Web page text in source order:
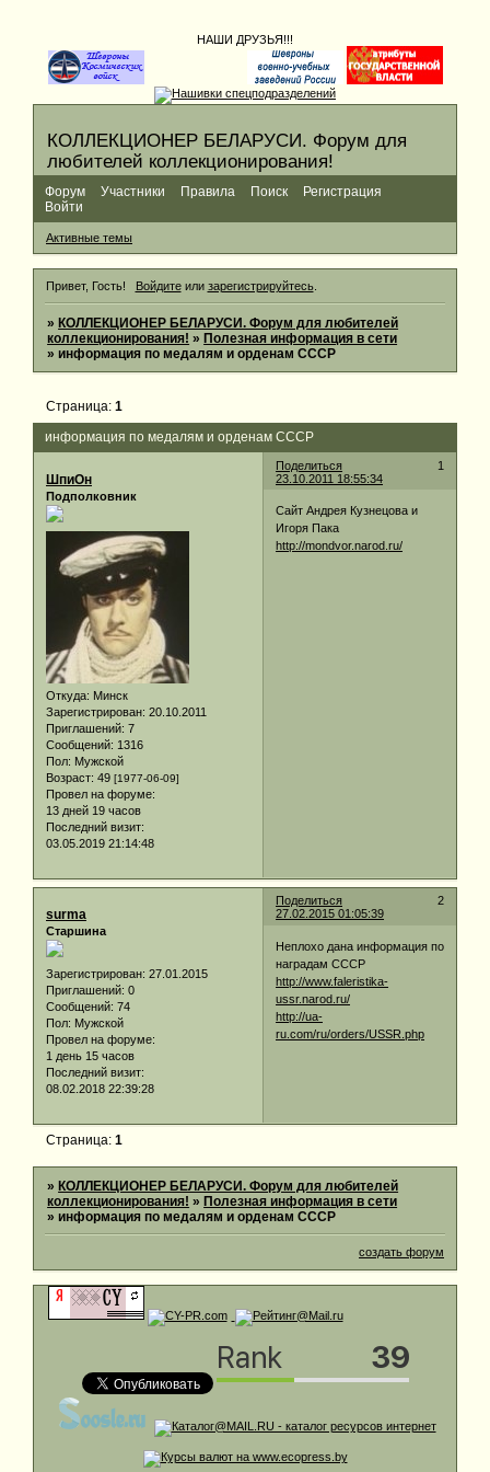
НАШИ ДРУЗЬЯ!!!
КОЛЛЕКЦИОНЕР БЕЛАРУСИ. Форум для
любителей коллекционирования!
Форум Участники Правила Поиск
Регистрация
Войти
Активные темы
Привет, Гость! Войдитеили зарегистрируйтесь.
»КОЛЛЕКЦИОНЕР БЕЛАРУСИ. Форум для любителей
коллекционирования! »Полезная информация в сети
»информация по медалям и орденам СССР
информация по медалям и орденам СССР
Страница:1
Поделиться
1
23.10.2011 18:55:34
ШпиОн
Подполковник
Откуда: Минск
Зарегистрирован: 20.10.2011
Приглашений: 7
Сообщений: 1316
Пол: Мужской
Возраст: 49 [1977-06-09]
Провел на форуме:
13 дней 19 часов
Последний визит:
03.05.2019 21:14:48
Сайт Андрея Кузнецова и
Игоря Пака
http://mondvor.narod.ru/
Поделиться
2
27.02.2015 01:05:39
surma
Старшина
Зарегистрирован: 27.01.2015
Приглашений: 0
Сообщений: 74
Пол: Мужской
Провел на форуме:
1 день 15 часов
Последний визит:
08.02.2018 22:39:28
Неплохо дана информация по
наградам СССР
http://www.faleristika-
ussr.narod.ru/
http://ua-
ru.com/ru/orders/USSR.php
Страница:1
» КОЛЛЕКЦИОНЕР БЕЛАРУСИ. Форум для любителей
коллекционирования! » Полезная информация в сети
»информация по медалям и орденам СССР
создать форум